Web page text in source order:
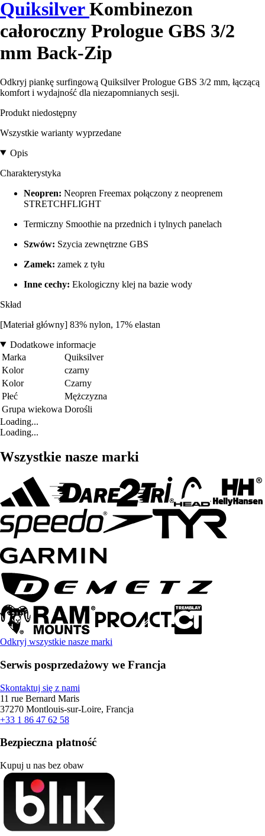
QuiksilverKombinezon
całoroczny Prologue GBS 3/2
mm Back-Zip
Odkryj piankę surfingową Quiksilver Prologue GBS 3/2 mm, łączącą
komfort i wydajność dla niezapomnianych sesji.
Produkt niedostępny
Wszystkie warianty wyprzedane
Opis
Charakterystyka
Neopren: Neopren Freemax połączony z neoprenem
STRETCHFLIGHT
Termiczny Smoothie na przednich i tylnych panelach
Szwów: Szycia zewnętrzne GBS
Zamek: zamek z tyłu
Inne cechy: Ekologiczny klej na bazie wody
Skład
[Materiał główny] 83% nylon, 17% elastan
Dodatkowe informacje
Marka
Quiksilver
Kolor
czarny
Kolor
Czarny
Płeć
Mężczyzna
Grupa wiekowa Dorośli
Loading...
Loading...
Wszystkie nasze marki
Odkryj wszystkie nasze marki
Serwis posprzedażowy we Francja
Skontaktuj się z nami
11 rue Bernard Maris
37270 Montlouis-sur-Loire, Francja
+33 1 86 47 62 58
Bezpieczna płatność
Kupuj u nas bez obaw